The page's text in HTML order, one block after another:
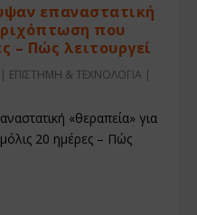
επαναστατική
που
– Πώς λειτουργεί
| ΕΠΙΣΤΗΜΗ & ΤΕΧΝΟΛΟΓΙΑ |
«θεραπεία» για
20 ημέρες – Πώς